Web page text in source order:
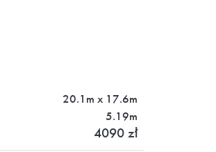
20.1m x 17.6m
5.19m
4090 zł